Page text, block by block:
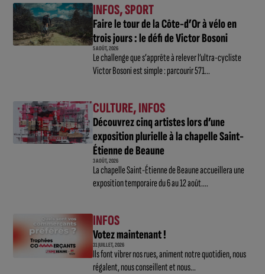
INFOS,SPORT
Faire le tour de la Côte-d’Or à vélo en
trois jours : le défi de Victor Bosoni
5 AOÛT, 2026
Le challenge que s’apprête à relever l’ultra-cycliste
Victor Bosoni est simple : parcourir 571...
CULTURE,INFOS
Découvrez cinq artistes lors d’une
exposition plurielle à la chapelle Saint-
Étienne de Beaune
3 AOÛT, 2026
La chapelle Saint-Étienne de Beaune accueillera une
exposition temporaire du 6 au 12 août....
INFOS
Votez maintenant !
31 JUILLET, 2026
Ils font vibrer nos rues, animent notre quotidien, nous
régalent, nous conseillent et nous...